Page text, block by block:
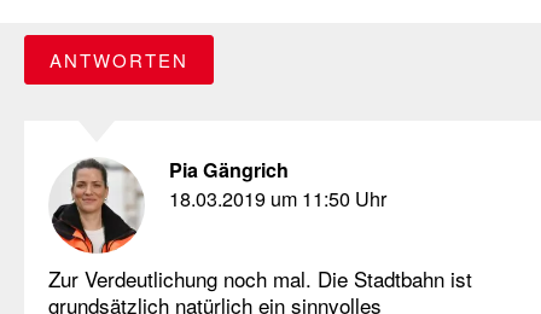
ANTWORTEN
Pia Gängrich
18.03.2019 um 11:50 Uhr
Zur Verdeutlichung noch mal. Die Stadtbahn ist
grundsätzlich natürlich ein sinnvolles